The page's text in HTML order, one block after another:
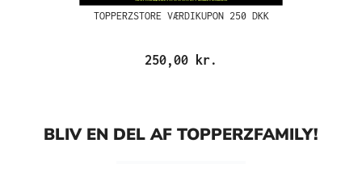
TOPPERZSTORE VÆRDIKUPON 250 DKK
250,00 kr.
BLIV EN DEL AF TOPPERZFAMILY!